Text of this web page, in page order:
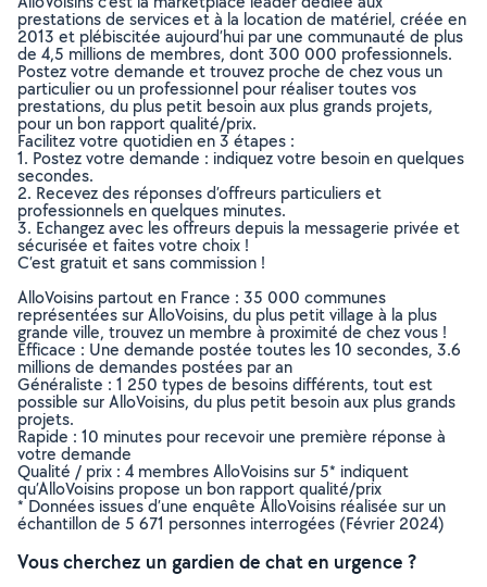
prestations de services et à la location de matériel, créée en
2013 et plébiscitée aujourd’hui par une communauté de plus
de 4,5 millions de membres, dont 300 000 professionnels.
Postez votre demande et trouvez proche de chez vous un
particulier ou un professionnel pour réaliser toutes vos
prestations, du plus petit besoin aux plus grands projets,
pour un bon rapport qualité/prix.
Facilitez votre quotidien en 3 étapes :
1. Postez votre demande : indiquez votre besoin en quelques
secondes.
2. Recevez des réponses d’offreurs particuliers et
professionnels en quelques minutes.
3. Echangez avec les offreurs depuis la messagerie privée et
sécurisée et faites votre choix !
C’est gratuit et sans commission !
AlloVoisins partout en France : 35 000 communes
représentées sur AlloVoisins, du plus petit village à la plus
grande ville, trouvez un membre à proximité de chez vous !
Efficace : Une demande postée toutes les 10 secondes, 3.6
millions de demandes postées par an
Généraliste : 1 250 types de besoins différents, tout est
possible sur AlloVoisins, du plus petit besoin aux plus grands
projets.
Rapide : 10 minutes pour recevoir une première réponse à
votre demande
Qualité / prix : 4 membres AlloVoisins sur 5* indiquent
qu’AlloVoisins propose un bon rapport qualité/prix
* Données issues d’une enquête AlloVoisins réalisée sur un
échantillon de 5 671 personnes interrogées (Février 2024)
Vous cherchez un gardien de chat en urgence ?